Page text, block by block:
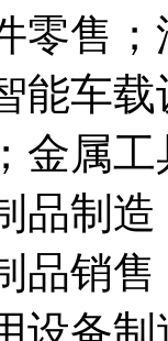
零售
能车
金属
品制
品销
设备